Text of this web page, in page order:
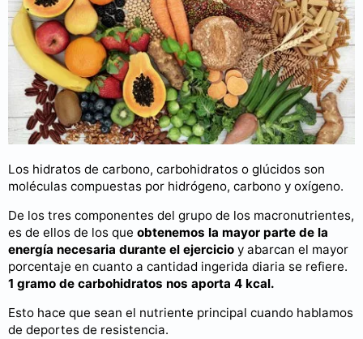
Los hidratos de carbono, carbohidratos o glúcidos son
moléculas compuestas por hidrógeno, carbono y oxígeno.
De los tres componentes del grupo de los macronutrientes,
es de ellos de los que obtenemos la mayor parte de la
energía necesaria durante el ejercicio y abarcan el mayor
porcentaje en cuanto a cantidad ingerida diaria se refiere.
1 gramo de carbohidratos nos aporta 4 kcal.
Esto hace que sean el nutriente principal cuando hablamos
de deportes de resistencia.